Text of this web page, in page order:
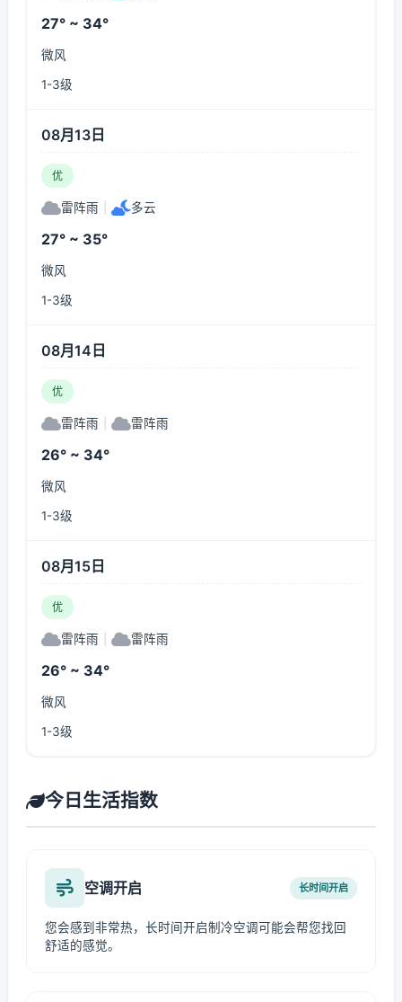
27° ~ 34°
微风
1-3级
08月13日
优
雷阵雨 多云
27° ~ 35°
微风
1-3级
08月14日
优
雷阵雨 雷阵雨
26° ~ 34°
微风
1-3级
08月15日
优
雷阵雨 雷阵雨
26° ~ 34°
微风
1-3级
今日生活指数
空调开启 长时间开启
您会感到非常热，长时间开启制冷空调可能会帮您找回
舒适的感觉。